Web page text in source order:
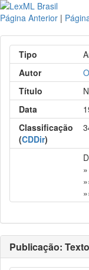
Página Anterior |
Tipo
Autor
Título
Data
Classificação
(CDDir)
Publicação: